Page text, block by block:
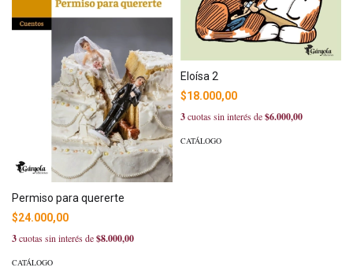
Permiso para quererte
$24.000,00
3cuotas sin interés de$8.000,00
CATÁLOGO
Eloísa 2
$18.000,00
3cuotas sin interés de$6.000,00
CATÁLOGO